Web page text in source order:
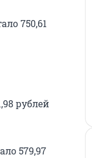
750,61
рублей
579,97